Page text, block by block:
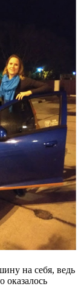
на себя, ведь
оказалось